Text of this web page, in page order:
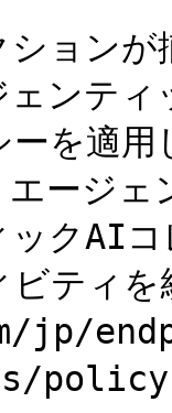
ョン
ンテ
ーを適
ージ
ックAI
ビティ
jp/
policy-